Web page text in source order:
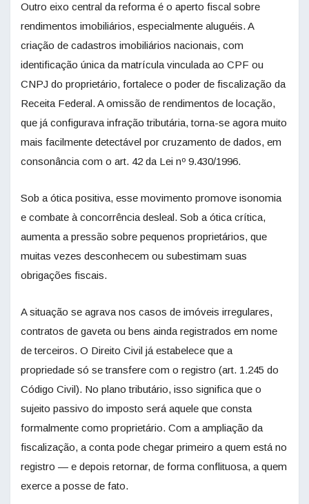
Outro eixo central da reforma é o aperto fiscal sobre
rendimentos imobiliários, especialmente aluguéis. A
criação de cadastros imobiliários nacionais, com
identificação única da matrícula vinculada ao CPF ou
CNPJ do proprietário, fortalece o poder de fiscalização da
Receita Federal. A omissão de rendimentos de locação,
que já configurava infração tributária, torna-se agora muito
mais facilmente detectável por cruzamento de dados, em
consonância com o art. 42 da Lei nº 9.430/1996.
Sob a ótica positiva, esse movimento promove isonomia
e combate à concorrência desleal. Sob a ótica crítica,
aumenta a pressão sobre pequenos proprietários, que
muitas vezes desconhecem ou subestimam suas
obrigações fiscais.
A situação se agrava nos casos de imóveis irregulares,
contratos de gaveta ou bens ainda registrados em nome
de terceiros. O Direito Civil já estabelece que a
propriedade só se transfere com o registro (art. 1.245 do
Código Civil). No plano tributário, isso significa que o
sujeito passivo do imposto será aquele que consta
formalmente como proprietário. Com a ampliação da
fiscalização, a conta pode chegar primeiro a quem está no
registro — e depois retornar, de forma conflituosa, a quem
exerce a posse de fato.